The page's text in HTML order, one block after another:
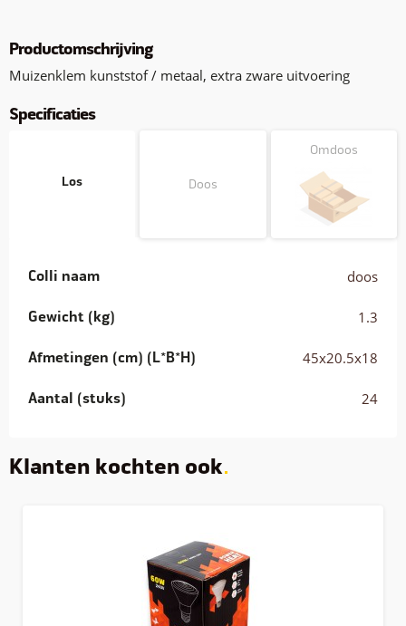
Productomschrijving
Muizenklem kunststof / metaal, extra zware uitvoering
Specificaties
Los Doos
Omdoos
Colli naam doos
Gewicht (kg) 1.3
Afmetingen (cm) (L*B*H) 45x20.5x18
Aantal (stuks) 24
Klanten kochten ook